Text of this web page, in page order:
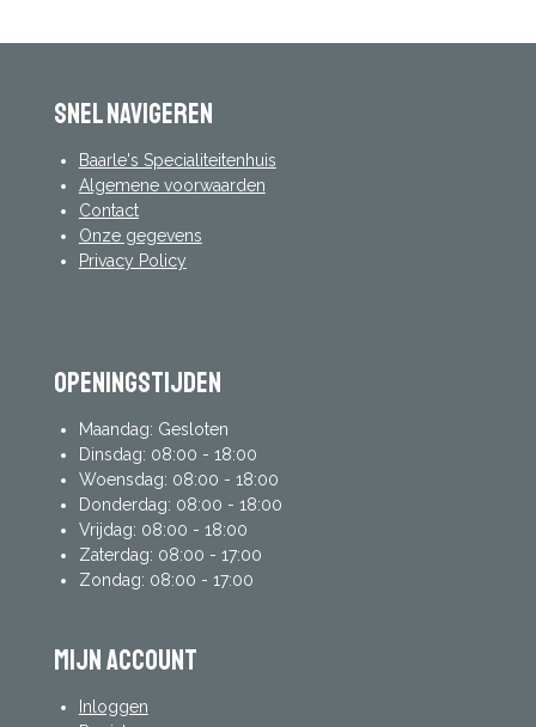
Snel navigeren
Baarle's Specialiteitenhuis
Algemene voorwaarden
Contact
Onze gegevens
Privacy Policy
Openingstijden
Maandag: Gesloten
Dinsdag: 08:00 - 18:00
Woensdag: 08:00 - 18:00
Donderdag: 08:00 - 18:00
Vrijdag: 08:00 - 18:00
Zaterdag: 08:00 - 17:00
Zondag: 08:00 - 17:00
mijn account
Inloggen